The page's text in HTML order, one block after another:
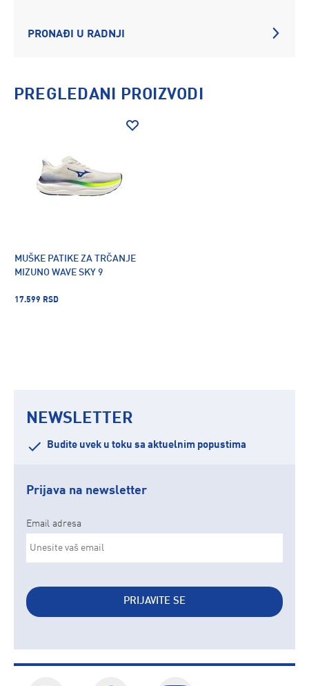
PRONAĐI U RADNJI
PREGLEDANI PROIZVODI
MUŠKE PATIKE ZA TRČANJE
MIZUNO WAVE SKY 9
17.599 RSD
NEWSLETTER
Budite uvek u toku sa aktuelnim popustima
Prijava na newsletter
Email adresa
PRIJAVITE SE